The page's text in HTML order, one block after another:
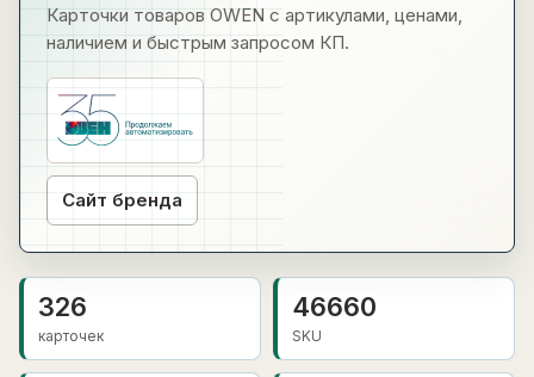
Карточки товаров OWEN с артикулами, ценами,
наличием и быстрым запросом КП.
Сайт бренда
326
карточек
46660
SKU